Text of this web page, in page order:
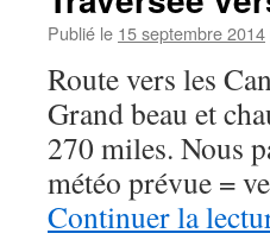
Publié le 15 septembre 2014
Route vers les
Grand beau et
270 miles. Nous
météo prévue =
Continuer la